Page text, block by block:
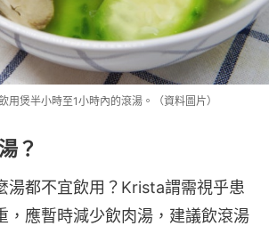
用煲半小時至1小時內的滾湯。（資料圖片）
？
湯都不宜飲用？Krista謂需視乎患
，應暫時減少飲肉湯，建議飲滾湯